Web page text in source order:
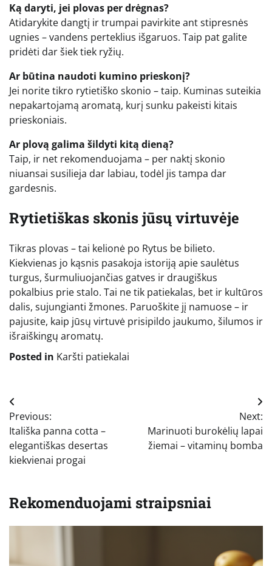
Ką daryti, jei plovas per drėgnas?
Atidarykite dangtį ir trumpai pavirkite ant stipresnės
ugnies – vandens perteklius išgaruos. Taip pat galite
pridėti dar šiek tiek ryžių.
Ar būtina naudoti kumino prieskonį?
Jei norite tikro rytietiško skonio – taip. Kuminas suteikia
nepakartojamą aromatą, kurį sunku pakeisti kitais
prieskoniais.
Ar plovą galima šildyti kitą dieną?
Taip, ir net rekomenduojama – per naktį skonio
niuansai susilieja dar labiau, todėl jis tampa dar
gardesnis.
Rytietiškas skonis jūsų virtuvėje
Tikras plovas – tai kelionė po Rytus be bilieto.
Kiekvienas jo kąsnis pasakoja istoriją apie saulėtus
turgus, šurmuliuojančias gatves ir draugiškus
pokalbius prie stalo. Tai ne tik patiekalas, bet ir kultūros
dalis, sujungianti žmones. Paruoškite jį namuose – ir
pajusite, kaip jūsų virtuvė prisipildo jaukumo, šilumos ir
išraiškingų aromatų.
Posted in Karšti patiekalai
Navigacija
tarp
įrašų
Previous:
Itališka panna cotta –
elegantiškas desertas
kiekvienai progai
Next:
Marinuoti burokėlių lapai
žiemai – vitaminų bomba
Rekomenduojami straipsniai